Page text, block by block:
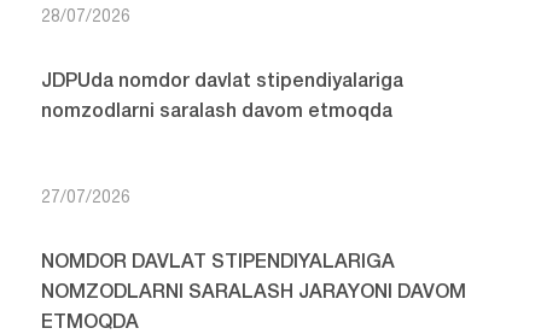
28/07/2026
JDPUda nomdor davlat stipendiyalariga
nomzodlarni saralash davom etmoqda
27/07/2026
NOMDOR DAVLAT STIPENDIYALARIGA
NOMZODLARNI SARALASH JARAYONI DAVOM
ETMOQDA